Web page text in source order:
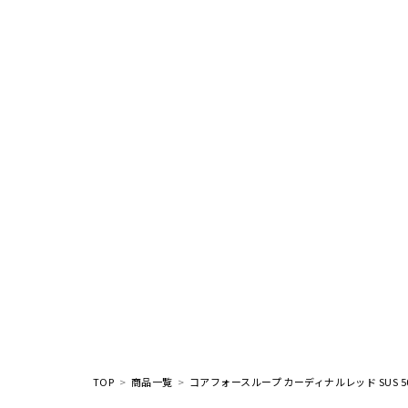
TOP 商品一覧 コアフォースループ カーディナルレッド SUS